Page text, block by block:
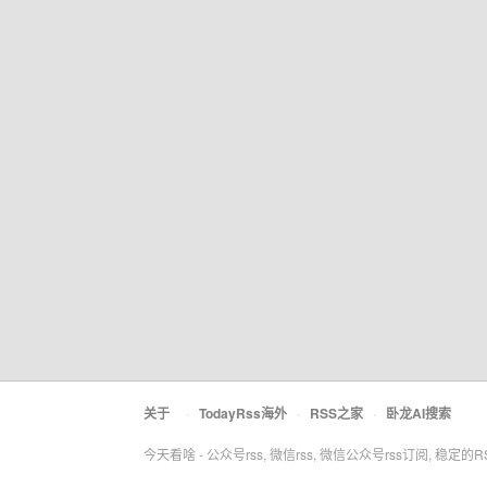
关于 · TodayRss海外 · RSS之家 · 卧龙AI搜索
今天看啥 - 公众号rss, 微信rss, 微信公众号rss订阅, 稳定的